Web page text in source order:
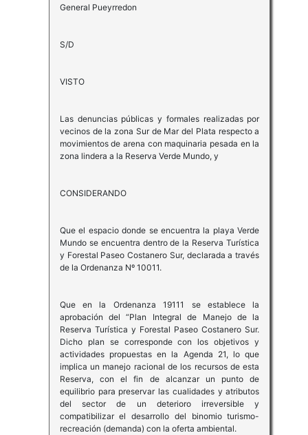
General Pueyrredon
S/D
VISTO
Las denuncias públicas y formales realizadas por
vecinos de la zona Sur de Mar del Plata respecto a
movimientos de arena con maquinaria pesada en la
zona lindera a la Reserva Verde Mundo, y
CONSIDERANDO
Que el espacio donde se encuentra la playa Verde
Mundo se encuentra dentro de la Reserva Turística
y Forestal Paseo Costanero Sur, declarada a través
de la Ordenanza Nº 10011.
Que en la Ordenanza 19111 se establece la
aprobación del “Plan Integral de Manejo de la
Reserva Turística y Forestal Paseo Costanero Sur.
Dicho plan se corresponde con los objetivos y
actividades propuestas en la Agenda 21, lo que
implica un manejo racional de los recursos de esta
Reserva, con el fin de alcanzar un punto de
equilibrio para preservar las cualidades y atributos
del sector de un deterioro irreversible y
compatibilizar el desarrollo del binomio turismo-
recreación (demanda) con la oferta ambiental.